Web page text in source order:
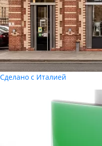
Сделано с Италией